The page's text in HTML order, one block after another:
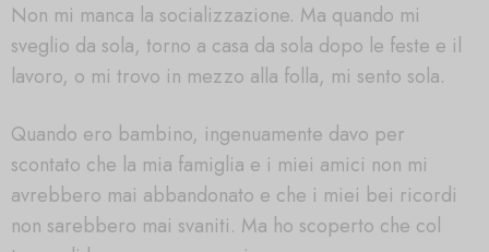
Non mi manca la socializzazione. Ma quando mi
sveglio da sola, torno a casa da sola dopo le feste e il
lavoro, o mi trovo in mezzo alla folla, mi sento sola.
Quando ero bambino, ingenuamente davo per
scontato che la mia famiglia e i miei amici non mi
avrebbero mai abbandonato e che i miei bei ricordi
non sarebbero mai svaniti. Ma ho scoperto che col